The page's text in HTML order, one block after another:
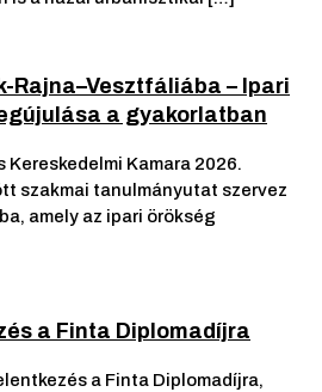
Rajna–Vesztfáliába – Ipari
a gyakorlatban
Kereskedelmi Kamara 2026.
szakmai tanulmányutat szervez
amely az ipari örökség
a Finta Diplomadíjra
a Finta Diplomadíjra,